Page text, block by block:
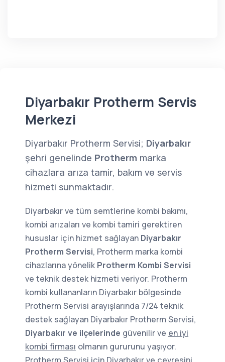
Diyarbakır Protherm Servis
Merkezi
Diyarbakır Protherm Servisi; Diyarbakır
şehri genelinde Protherm marka
cihazlara arıza tamir, bakım ve servis
hizmeti sunmaktadır.
Diyarbakır ve tüm semtlerine kombi bakımı,
kombi arızaları ve kombi tamiri gerektiren
hususlar için hizmet sağlayan Diyarbakır
Protherm Servisi, Protherm marka kombi
cihazlarına yönelik Protherm Kombi Servisi
ve teknik destek hizmeti veriyor. Protherm
kombi kullananların Diyarbakır bölgesinde
Protherm Servisi arayışlarında 7/24 teknik
destek sağlayan Diyarbakır Protherm Servisi,
Diyarbakır ve ilçelerinde güvenilir ve en iyi
kombi firması olmanın gururunu yaşıyor.